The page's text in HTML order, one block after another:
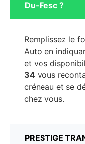
Du-Fesc ?
Remplissez le
Auto en
et vos
34 vous
créneau et se
chez vous.
PRESTIGE